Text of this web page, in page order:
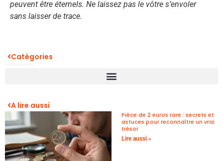
peuvent être éternels. Ne laissez pas le vôtre s’envoler
sans laisser de trace.
Catégories
A lire aussi
Pièce de 2 euros rare : secrets et
astuces pour reconnaître un vrai
trésor
Lire aussi »